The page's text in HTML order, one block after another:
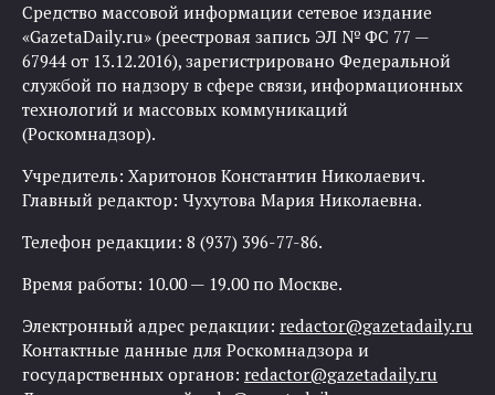
Средство массовой информации сетевое издание
«GazetaDaily.ru» (реестровая запись ЭЛ № ФС 77 —
67944 от 13.12.2016), зарегистрировано Федеральной
службой по надзору в сфере связи, информационных
технологий и массовых коммуникаций
(Роскомнадзор).
Учредитель: Харитонов Константин Николаевич.
Главный редактор: Чухутова Мария Николаевна.
Телефон редакции: 8 (937) 396-77-86.
Время работы: 10.00 — 19.00 по Москве.
Электронный адрес редакции: redactor@gazetadaily.ru
Контактные данные для Роскомнадзора и
государственных органов: redactor@gazetadaily.ru